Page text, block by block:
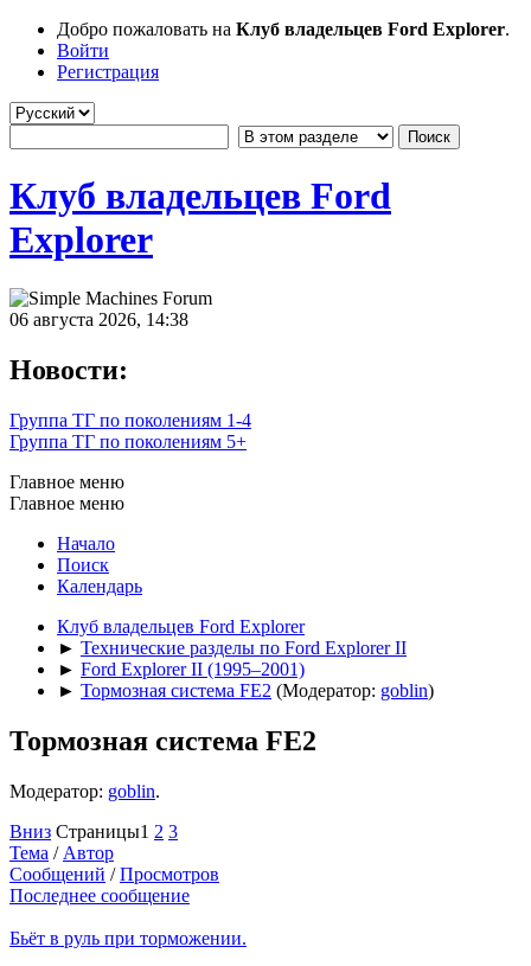
Добро пожаловать на Клуб владельцев Ford Explorer.
Войти
Регистрация
Клуб владельцев Ford
Explorer
06 августа 2026, 14:38
Новости:
Группа ТГ по поколениям 1-4
Группа ТГ по поколениям 5+
Главное меню
Главное меню
Начало
Поиск
Календарь
Клуб владельцев Ford Explorer
► Технические разделы по Ford Explorer II
► Ford Explorer II (1995–2001)
► Тормозная система FE2 (Модератор: goblin)
Тормозная система FE2
Модератор: goblin.
Вниз Страницы1 2 3
Тема / Автор
Сообщений /Просмотров
Последнее сообщение
Бьёт в руль при торможении.